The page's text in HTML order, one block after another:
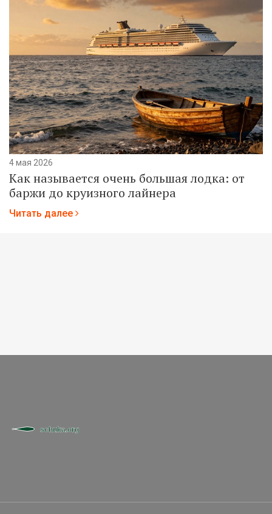
4 мая 2026
Как называется очень большая лодка: от
баржи до круизного лайнера
Читать далее